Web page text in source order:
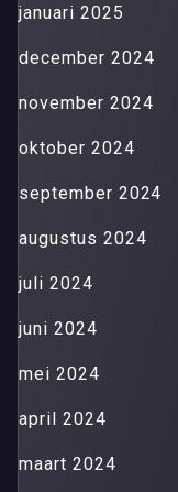
januari 2025
december 2024
november 2024
oktober 2024
september 2024
augustus 2024
juli 2024
juni 2024
mei 2024
april 2024
maart 2024